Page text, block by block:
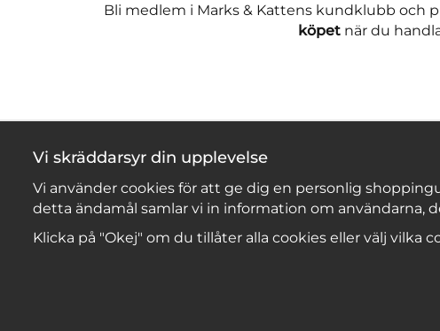
Bli medlem i Marks & Kattens kundklubb och
köpetnär du
Vi skräddarsyr din upplevelse
Vi använder cookies för att ge dig en personlig
detta ändamål samlar vi in information om användarna,
Klicka på "Okej" om du tillåter alla cookies eller välj